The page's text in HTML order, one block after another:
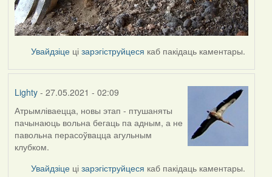
Увайдзіце цізарэгіструйцеся каб пакідаць каментары.
Lighty- 27.05.2021 - 02:09
Атрымліваецца, новы этап - птушаняты
пачынаюць вольна бегаць па адным, а не
павольна перасоўвацца агульным
клубком.
Увайдзіце цізарэгіструйцеся каб пакідаць каментары.